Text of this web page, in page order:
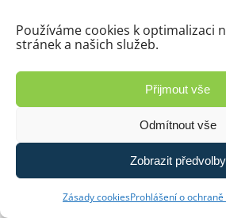
Používáme cookies k optimalizaci
stránek a našich služeb.
Přijmout vše
Odmítnout vše
Zobrazit předvolby
Zásady cookiesProhlášení o
Exkurze do Institutu
Pardubice
14. 11. 2025
Přečíst >
Příprava na Vánoční
14. 11. 2025
🎄✨ Zveme vás na